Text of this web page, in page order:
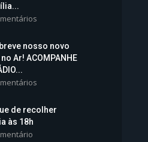
Sheila Lemos
nesta...
de exibição
nosso novo
Ar! ACOMPANHE
de recolher
às 18h